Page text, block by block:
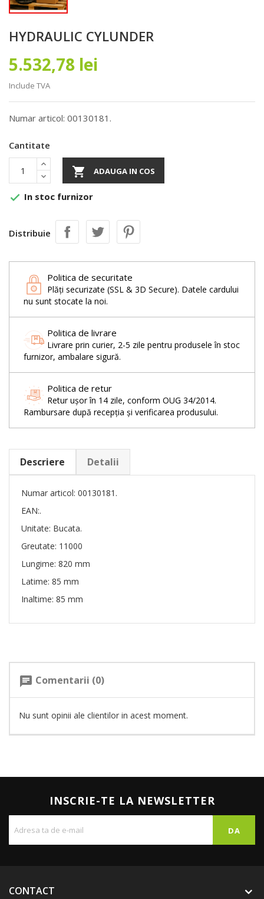
HYDRAULIC CYLUNDER
5.532,78 lei
Include TVA
Numar articol: 00130181.
Cantitate
 ADAUGA IN COS
 In stoc furnizor
Distribuie
Politica de securitate
Plăți securizate (SSL & 3D Secure). Datele cardului
nu sunt stocate la noi.
Politica de livrare
Livrare prin curier, 2-5 zile pentru produsele în stoc
furnizor, ambalare sigură.
Politica de retur
Retur ușor în 14 zile, conform OUG 34/2014.
Rambursare după recepția și verificarea produsului.
Descriere Detalii
Numar articol: 00130181.
EAN:.
Unitate: Bucata.
Greutate: 11000
Lungime: 820 mm
Latime: 85 mm
Inaltime: 85 mm
chat Comentarii (0)
Nu sunt opinii ale clientilor in acest moment.
INSCRIE-TE LA NEWSLETTER
CONTACT